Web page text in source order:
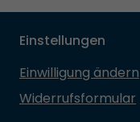
Einstellungen
Einwilligung ändern
Widerrufsformular